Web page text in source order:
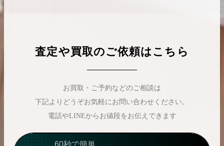
査定や買取のご依頼はこちら
お買取・ご予約などのご相談は
下記よりどうぞお気軽にお問い合わせください。
電話やLINEからお値段をお伝えできます